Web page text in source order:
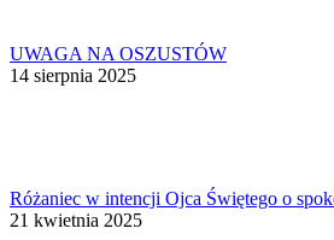
UWAGA NA OSZUSTÓW
14 sierpnia 2025
Różaniec w intencji Ojca Świętego o
21 kwietnia 2025